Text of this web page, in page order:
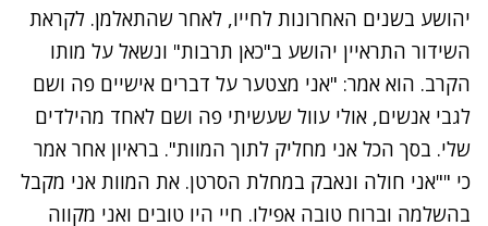
יהושע בשנים האחרונות לחייו, לאחר שהתאלמן. לקראת
השידור התראיין יהושע ב"כאן תרבות" ונשאל על מותו
הקרב. הוא אמר: "אני מצטער על דברים אישיים פה ושם
לגבי אנשים, אולי עוול שעשיתי פה ושם לאחד מהילדים
שלי. בסך הכל אני מחליק לתוך המוות". בראיון אחר אמר
כי ""אני חולה ונאבק במחלת הסרטן. את המוות אני מקבל
בהשלמה וברוח טובה אפילו. חיי היו טובים ואני מקווה